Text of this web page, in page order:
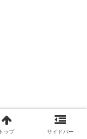
トップ サイドバー